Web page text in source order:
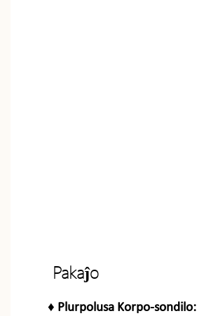
Pakaĵo
♦ Plurpolusa Korpo-sondilo: